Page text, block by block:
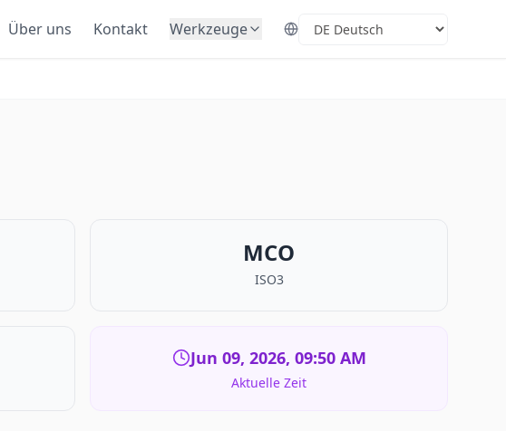
Über uns Kontakt Werkzeuge Select Language
MCO
ISO3
Jun 09, 2026, 09:50 AM
Aktuelle Zeit